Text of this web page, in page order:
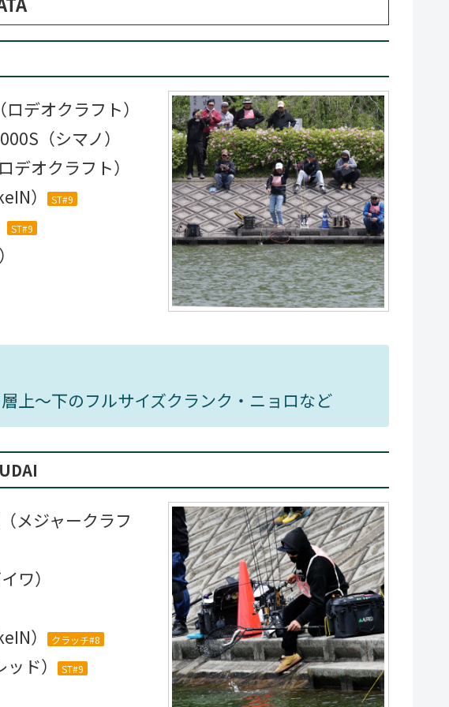
デオクラフト）
（シマノ）
デオクラフト）
）
ST#9
ST#9
上～下のフルサイズクランク・ニョロなど
メジャークラフ
ワ）
）
クラッチ#8
ド） ST#9